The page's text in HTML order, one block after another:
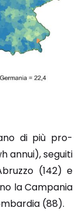
di più pro-
annui), seguiti
(142) e
la Campania
(88).